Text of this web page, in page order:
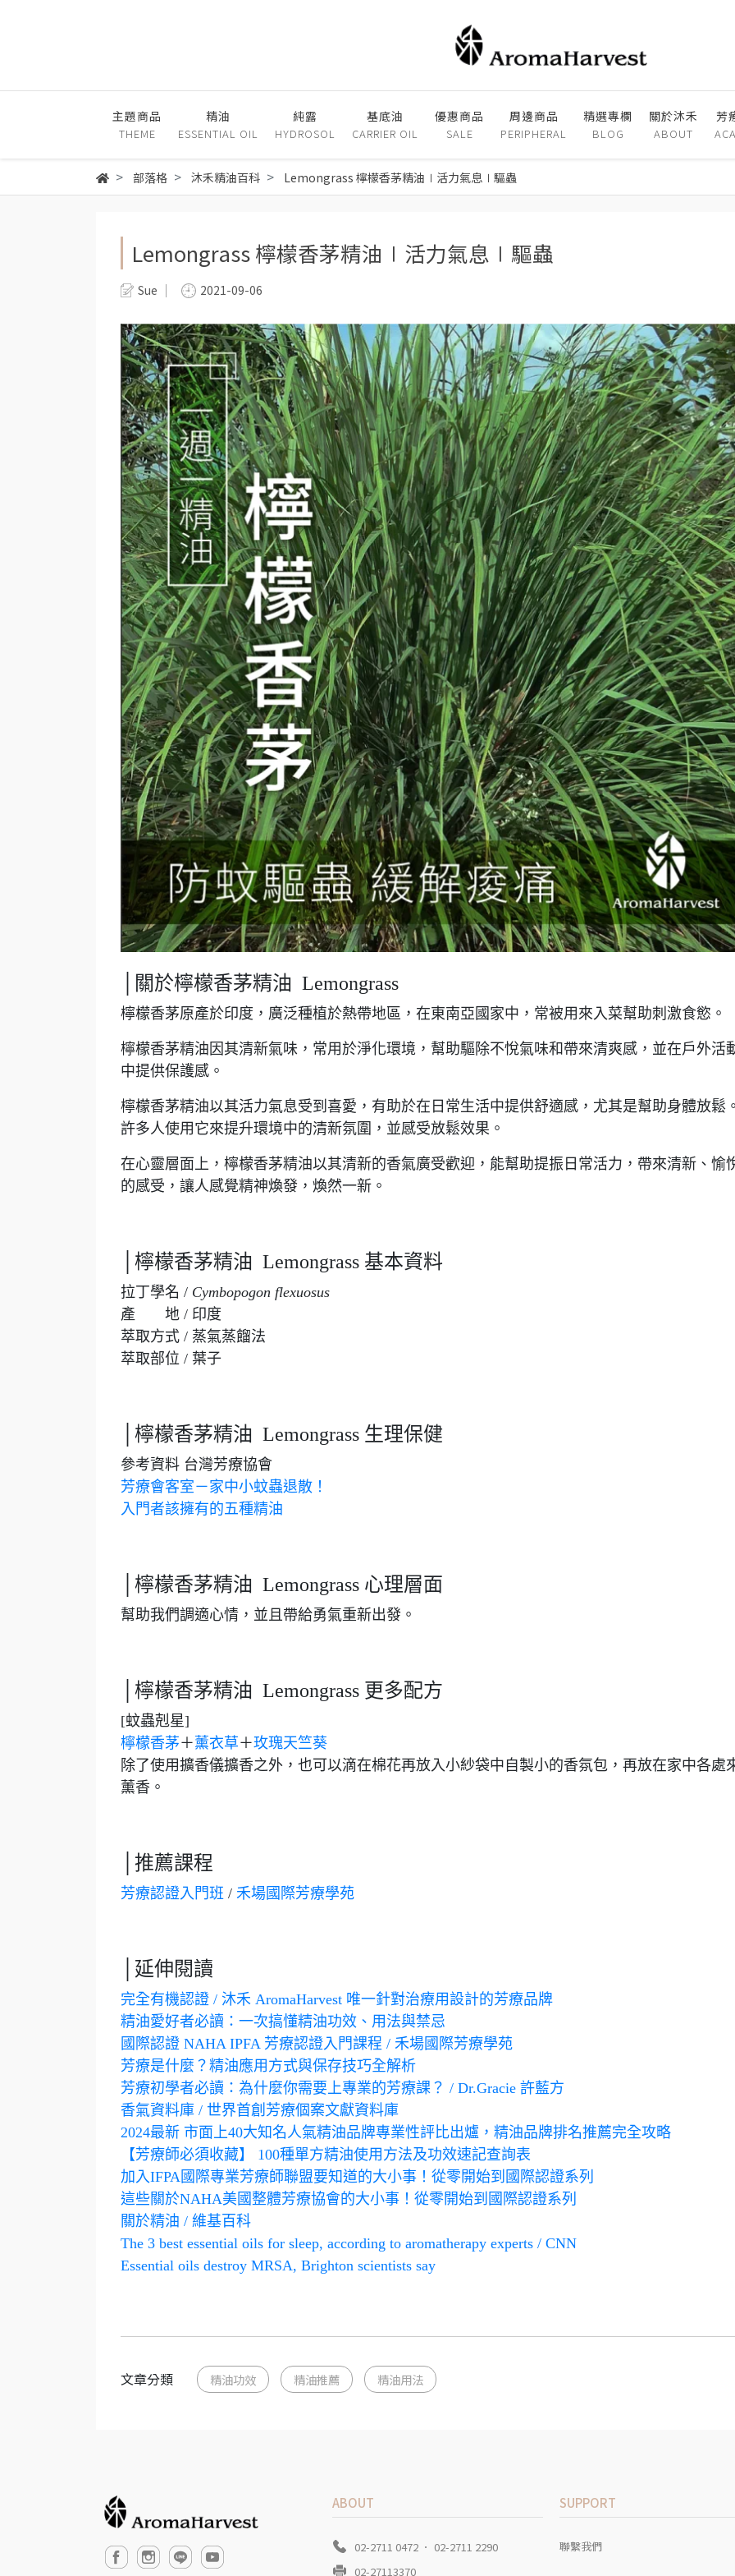
主題商品
THEME
精油
ESSENTIAL OIL
純露
HYDROSOL
基底油
CARRIER OIL
優惠商品
SALE
周邊商品
PERIPHERAL
精選專欄
BLOG
關於沐禾
ABOUT
芳
部落格 沐禾精油百科 Lemongrass 檸檬香茅精油∣活力氣息∣驅蟲
Lemongrass 檸檬香茅精油∣活力氣息∣驅蟲
Sue 2021-09-06
│關於檸檬香茅精油 Lemongrass
檸檬香茅原產於印度，廣泛種植於熱帶地區，在東南亞國家中，常被用來入菜幫助刺激食慾。
檸檬香茅精油因其清新氣味，常用於淨化環境，幫助驅除不悅氣味和帶來清爽感，並在戶外活
中提供保護感。
檸檬香茅精油以其活力氣息受到喜愛，有助於在日常生活中提供舒適感，尤其是幫助身體放鬆
許多人使用它來提升環境中的清新氛圍，並感受放鬆效果。
在心靈層面上，檸檬香茅精油以其清新的香氣廣受歡迎，能幫助提振日常活力，帶來清新、愉
的感受，讓人感覺精神煥發，煥然一新。
│檸檬香茅精油 Lemongrass 基本資料
拉丁學名 / Cymbopogon flexuosus
產 地 / 印度
萃取方式 / 蒸氣蒸餾法
萃取部位 / 葉子
│檸檬香茅精油 Lemongrass 生理保健
參考資料 台灣芳療協會
芳療會客室－家中小蚊蟲退散！
入門者該擁有的五種精油
│檸檬香茅精油 Lemongrass 心理層面
幫助我們調適心情，並且帶給勇氣重新出發。
│檸檬香茅精油 Lemongrass 更多配方
[蚊蟲剋星]
檸檬香茅＋薰衣草＋玫瑰天竺葵
除了使用擴香儀擴香之外，也可以滴在棉花再放入小紗袋中自製小的香氛包，再放在家中各處
薰香。
│推薦課程
芳療認證入門班 / 禾場國際芳療學苑
│延伸閱讀
完全有機認證 / 沐禾 AromaHarvest 唯一針對治療用設計的芳療品牌
精油愛好者必讀：一次搞懂精油功效、用法與禁忌
國際認證 NAHA IPFA 芳療認證入門課程 / 禾場國際芳療學苑
芳療是什麼？精油應用方式與保存技巧全解析
芳療初學者必讀：為什麼你需要上專業的芳療課？ / Dr.Gracie 許藍方
香氣資料庫 / 世界首創芳療個案文獻資料庫
2024最新 市面上40大知名人氣精油品牌專業性評比出爐，精油品牌排名推薦完全攻略
【芳療師必須收藏】 100種單方精油使用方法及功效速記查詢表
加入IFPA國際專業芳療師聯盟要知道的大小事！從零開始到國際認證系列
這些關於NAHA美國整體芳療協會的大小事！從零開始到國際認證系列
關於精油 / 維基百科
The 3 best essential oils for sleep, according to aromatherapy experts / CNN
Essential oils destroy MRSA, Brighton scientists say
文章分類 精油功效 精油推薦 精油用法
ABOUT
02-2711 0472 ． 02-2711 2290
02-27113370
SUPPORT
聯繫我們